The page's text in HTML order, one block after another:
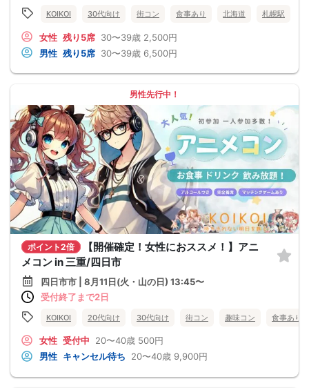
KOIKOI 30代向け 街コン 食事あり 北海道 札幌駅
女性 残り5席 30〜39歳 2,500円
男性 残り5席 30〜39歳 6,500円
男性先行中！
ポイント2倍
【開催確定！女性におススメ！】アニ
メコン in 三重/四日市
四日市市 | 8月11日(火・山の日) 13:45〜
受付終了まで2日
KOIKOI 20代向け 30代向け 街コン 趣味コン 食事あり
女性 受付中 20〜40歳 500円
男性 キャンセル待ち 20〜40歳 9,900円